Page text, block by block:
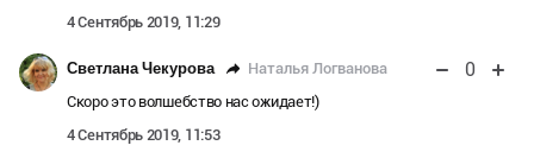
4 Сентябрь 2019, 11:29
Светлана Чекурова Наталья Логванова 0
Скоро это волшебство нас ожидает!)
4 Сентябрь 2019, 11:53